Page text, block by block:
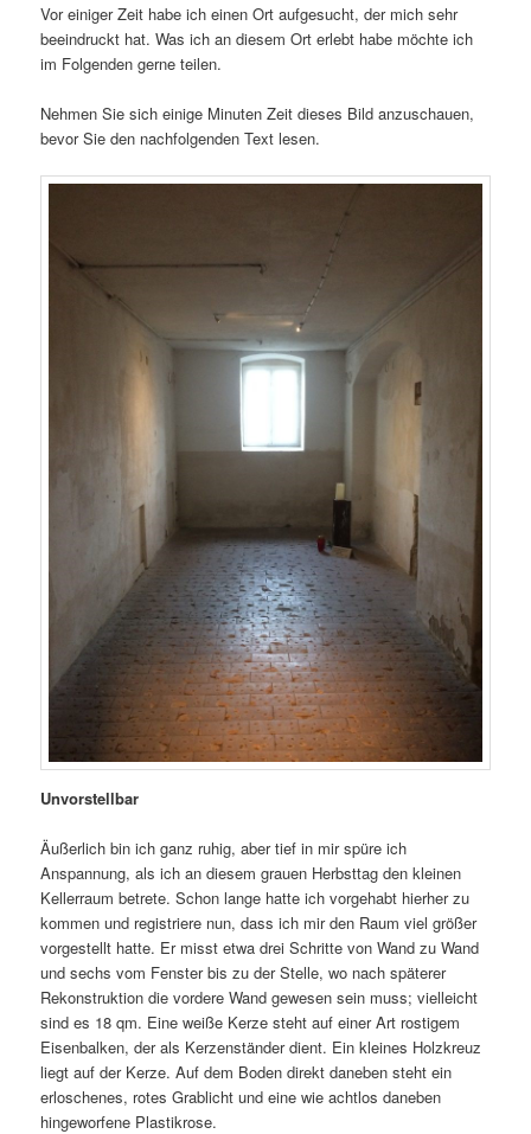
Vor einiger Zeit habe ich einen Ort aufgesucht, der mich sehr
beeindruckt hat. Was ich an diesem Ort erlebt habe möchte ich
im Folgenden gerne teilen.
Nehmen Sie sich einige Minuten Zeit dieses Bild anzuschauen,
bevor Sie den nachfolgenden Text lesen.
Unvorstellbar
Äußerlich bin ich ganz ruhig, aber tief in mir spüre ich
Anspannung, als ich an diesem grauen Herbsttag den kleinen
Kellerraum betrete. Schon lange hatte ich vorgehabt hierher zu
kommen und registriere nun, dass ich mir den Raum viel größer
vorgestellt hatte. Er misst etwa drei Schritte von Wand zu Wand
und sechs vom Fenster bis zu der Stelle, wo nach späterer
Rekonstruktion die vordere Wand gewesen sein muss; vielleicht
sind es 18 qm. Eine weiße Kerze steht auf einer Art rostigem
Eisenbalken, der als Kerzenständer dient. Ein kleines Holzkreuz
liegt auf der Kerze. Auf dem Boden direkt daneben steht ein
erloschenes, rotes Grablicht und eine wie achtlos daneben
hingeworfene Plastikrose.